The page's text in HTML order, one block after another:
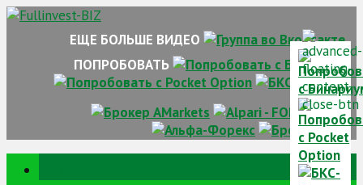
Skip
ЕЩЕ БОЛЬШЕ ВИДЕО
ПОПРОБОВАТЬ